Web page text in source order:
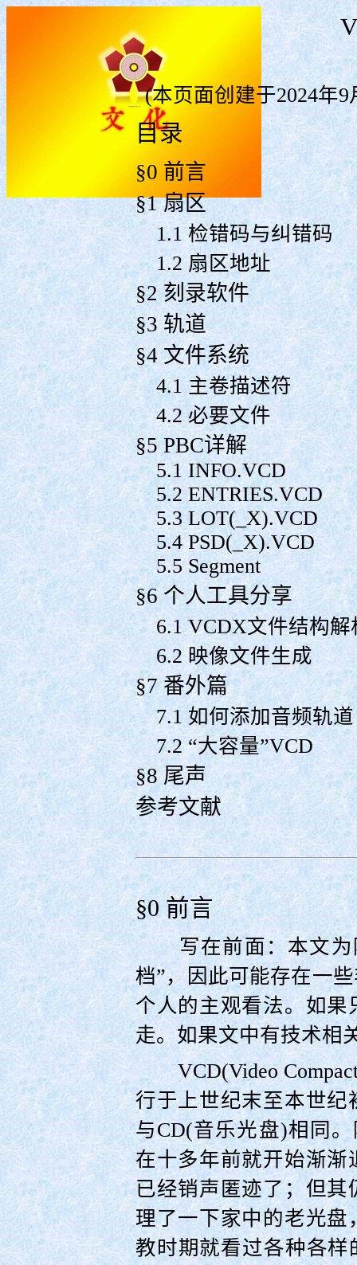
(本页面创建于2024年9
目录
§0 前言
§1 扇区
1.1 检错码与纠错码
1.2 扇区地址
§2 刻录软件
§3 轨道
§4 文件系统
4.1 主卷描述符
4.2 必要文件
§5 PBC详解
5.1 INFO.VCD
5.2 ENTRIES.VCD
5.3 LOT(_X).VCD
5.4 PSD(_X).VCD
5.5 Segment
§6 个人工具分享
6.1 VCDX文件结构解
6.2 映像文件生成
§7 番外篇
7.1 如何添加音频轨道
7.2 “大容量”VCD
§8 尾声
参考文献
§0 前言
写在前面：本文为
档”，因此可能存在一
个人的主观看法。如
走。如果文中有技术相
VCD(Video Compact
行于上世纪末至本世
与CD(音乐光盘)相同
在十多年前就开始渐
已经销声匿迹了；但
理了一下家中的老光
教时期就看过各种各样